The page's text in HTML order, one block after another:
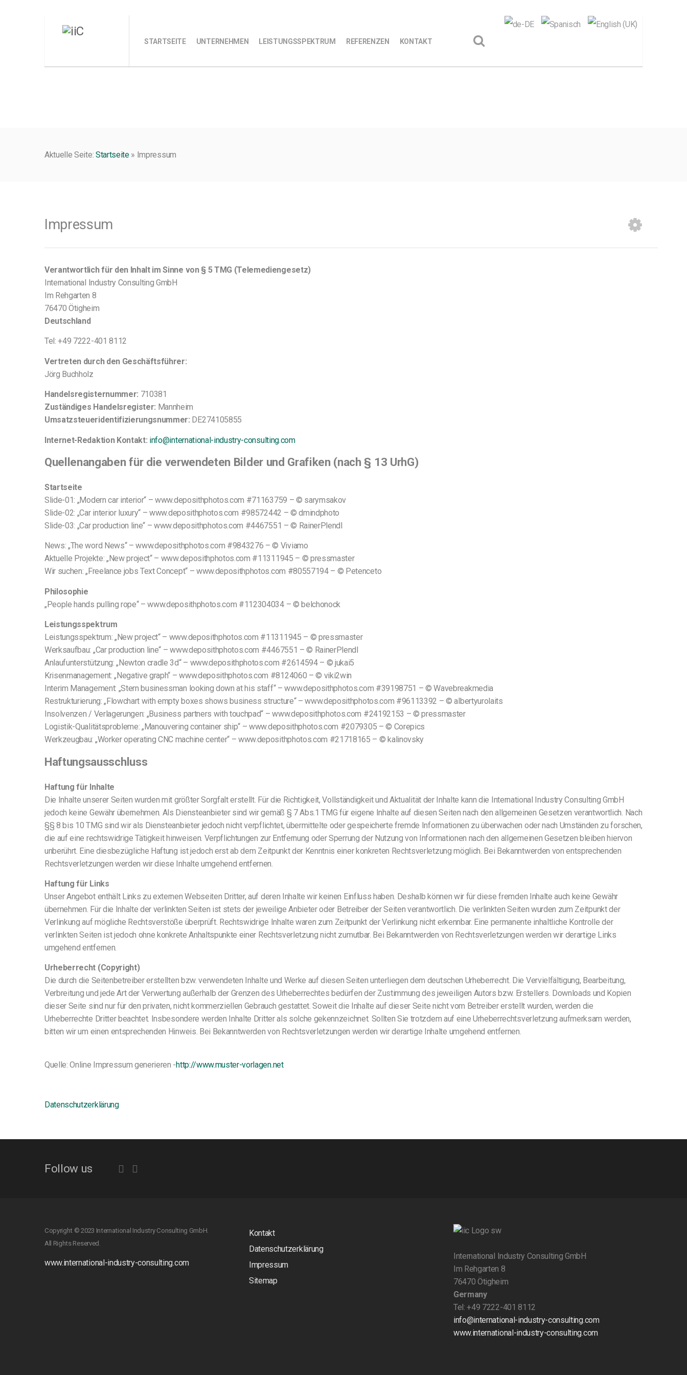
STARTSEITE UNTERNEHMEN LEISTUNGSSPEKTRUM REFERENZEN KONTAKT
Aktuelle Seite: Startseite» Impressum
Impressum
Verantwortlich für den Inhalt im Sinne von § 5 TMG (Telemediengesetz)
International Industry Consulting GmbH
Im Rehgarten 8
76470 Ötigheim
Deutschland
Tel: +49 7222-401 8112
Vertreten durch den Geschäftsführer:
Jörg Buchholz
Handelsregisternummer: 710381
Zuständiges Handelsregister: Mannheim
Umsatzsteueridentifizierungsnummer: DE274105855
Internet-Redaktion Kontakt: info@international-industry-consulting.com
Quellenangaben für die verwendeten Bilder und Grafiken (nach § 13 UrhG)
Startseite
Slide-01: „Modern car interior“ – www.deposithphotos.com #71163759 – © sarymsakov
Slide-02: „Car interior luxury“ – www.deposithphotos.com #98572442 – © dmindphoto
Slide-03: „Car production line“ – www.deposithphotos.com #4467551 – © RainerPlendl
News: „The word News“ – www.deposithphotos.com #9843276 – © Viviamo
Aktuelle Projekte: „New project“ – www.deposithphotos.com #11311945 – © pressmaster
Wir suchen: „Freelance jobs Text Concept“ – www.deposithphotos.com #80557194 – © Petenceto
Philosophie
„People hands pulling rope“ – www.deposithphotos.com #112304034 – © belchonock
Leistungsspektrum
Leistungsspektrum: „New project“ – www.deposithphotos.com #11311945 – © pressmaster
Werksaufbau: „Car production line“ – www.deposithphotos.com #4467551 – © RainerPlendl
Anlaufunterstützung: „Newton cradle 3d“ – www.deposithphotos.com #2614594 – © jukai5
Krisenmanagement: „Negative graph“ – www.deposithphotos.com #8124060 – © viki2win
Interim Management: „Stern businessman looking down at his staff“ – www.deposithphotos.com #39198751 – © Wavebreakmedia
Restrukturierung: „Flowchart with empty boxes shows business structure“ – www.deposithphotos.com #96113392 – © albertyurolaits
Insolvenzen / Verlagerungen: „Business partners with touchpad“ – www.deposithphotos.com #24192153 – © pressmaster
Logistik-Qualitätsprobleme: „Manouvering container ship“ – www.deposithphotos.com #2079305 – © Corepics
Werkzeugbau: „Worker operating CNC machine center“ – www.deposithphotos.com #21718165 – © kalinovsky
Haftungsausschluss
Haftung für Inhalte
Die Inhalte unserer Seiten wurden mit größter Sorgfalt erstellt. Für die Richtigkeit, Vollständigkeit und Aktualität der Inhalte kann die International Industry Consulting GmbH
jedoch keine Gewähr übernehmen. Als Diensteanbieter sind wir gemäß § 7 Abs.1 TMG für eigene Inhalte auf diesen Seiten nach den allgemeinen Gesetzen verantwortlich. Nach
§§ 8 bis 10 TMG sind wir als Diensteanbieter jedoch nicht verpflichtet, übermittelte oder gespeicherte fremde Informationen zu überwachen oder nach Umständen zu forschen,
die auf eine rechtswidrige Tätigkeit hinweisen. Verpflichtungen zur Entfernung oder Sperrung der Nutzung von Informationen nach den allgemeinen Gesetzen bleiben hiervon
unberührt. Eine diesbezügliche Haftung ist jedoch erst ab dem Zeitpunkt der Kenntnis einer konkreten Rechtsverletzung möglich. Bei Bekanntwerden von entsprechenden
Rechtsverletzungen werden wir diese Inhalte umgehend entfernen.
Haftung für Links
Unser Angebot enthält Links zu externen Webseiten Dritter, auf deren Inhalte wir keinen Einfluss haben. Deshalb können wir für diese fremden Inhalte auch keine Gewähr
übernehmen. Für die Inhalte der verlinkten Seiten ist stets der jeweilige Anbieter oder Betreiber der Seiten verantwortlich. Die verlinkten Seiten wurden zum Zeitpunkt der
Verlinkung auf mögliche Rechtsverstöße überprüft. Rechtswidrige Inhalte waren zum Zeitpunkt der Verlinkung nicht erkennbar. Eine permanente inhaltliche Kontrolle der
verlinkten Seiten ist jedoch ohne konkrete Anhaltspunkte einer Rechtsverletzung nicht zumutbar. Bei Bekanntwerden von Rechtsverletzungen werden wir derartige Links
umgehend entfernen.
Urheberrecht (Copyright)
Die durch die Seitenbetreiber erstellten bzw. verwendeten Inhalte und Werke auf diesen Seiten unterliegen dem deutschen Urheberrecht. Die Vervielfältigung, Bearbeitung,
Verbreitung und jede Art der Verwertung außerhalb der Grenzen des Urheberrechtes bedürfen der Zustimmung des jeweiligen Autors bzw. Erstellers. Downloads und Kopien
dieser Seite sind nur für den privaten, nicht kommerziellen Gebrauch gestattet. Soweit die Inhalte auf dieser Seite nicht vom Betreiber erstellt wurden, werden die
Urheberrechte Dritter beachtet. Insbesondere werden Inhalte Dritter als solche gekennzeichnet. Sollten Sie trotzdem auf eine Urheberrechtsverletzung aufmerksam werden,
bitten wir um einen entsprechenden Hinweis. Bei Bekanntwerden von Rechtsverletzungen werden wir derartige Inhalte umgehend entfernen.
Quelle: Online Impressum generieren -http://www.muster-vorlagen.net
Datenschutzerklärung
Follow us
Copyright © 2023 International Industry Consulting GmbH.
All Rights Reserved.
www.international-industry-consulting.com
Kontakt
Datenschutzerklärung
Impressum
Sitemap
International Industry Consulting GmbH
Im Rehgarten 8
76470 Ötigheim
Germany
Tel: +49 7222-401 8112
info@international-industry-consulting.com
www.international-industry-consulting.com